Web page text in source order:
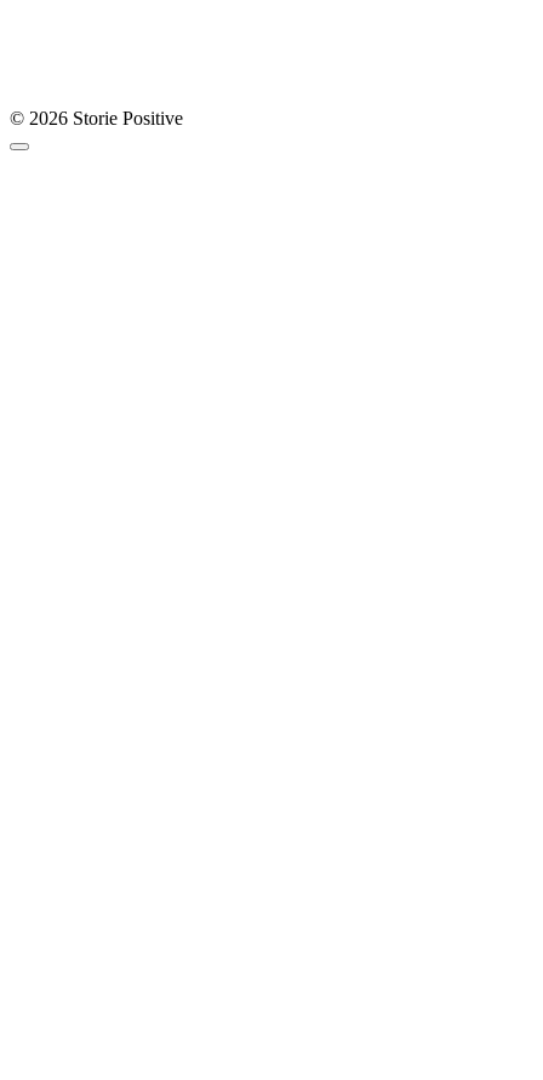
© 2026 Storie Positive